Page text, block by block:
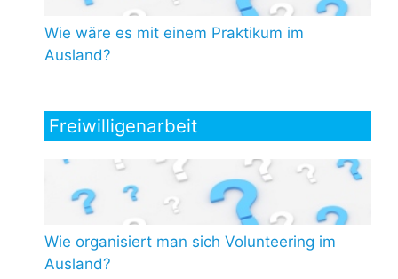
Wie wäre es mit einem Praktikum im
Ausland?
Freiwilligenarbeit
Wie organisiert man sich Volunteering im
Ausland?